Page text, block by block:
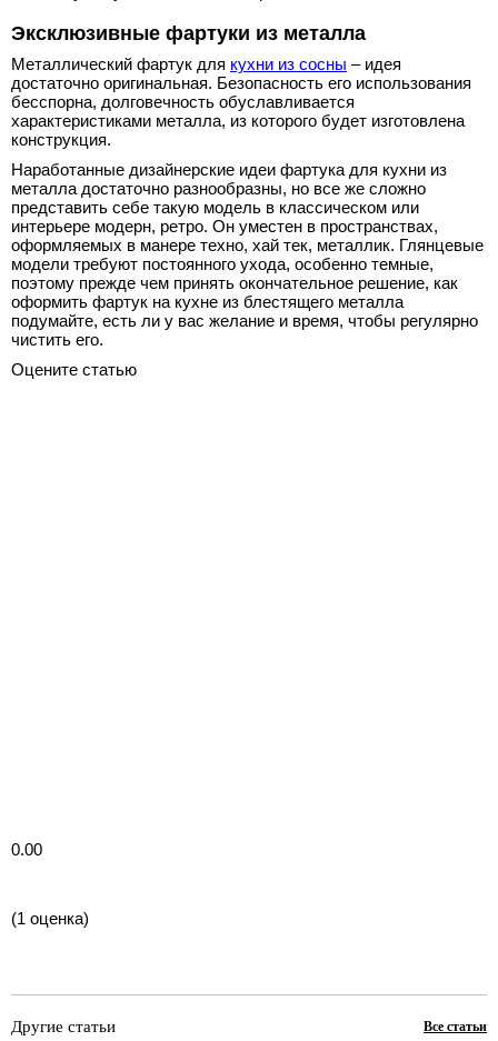
Эксклюзивные фартуки из металла
Металлический фартук для кухни из сосны – идея
достаточно оригинальная. Безопасность его использования
бесспорна, долговечность обуславливается
характеристиками металла, из которого будет изготовлена
конструкция.
Наработанные дизайнерские идеи фартука для кухни из
металла достаточно разнообразны, но все же сложно
представить себе такую модель в классическом или
интерьере модерн, ретро. Он уместен в пространствах,
оформляемых в манере техно, хай тек, металлик. Глянцевые
модели требуют постоянного ухода, особенно темные,
поэтому прежде чем принять окончательное решение, как
оформить фартук на кухне из блестящего металла
подумайте, есть ли у вас желание и время, чтобы регулярно
чистить его.
Оцените статью
0.00
(1 оценка)
Другие статьи Все статьи